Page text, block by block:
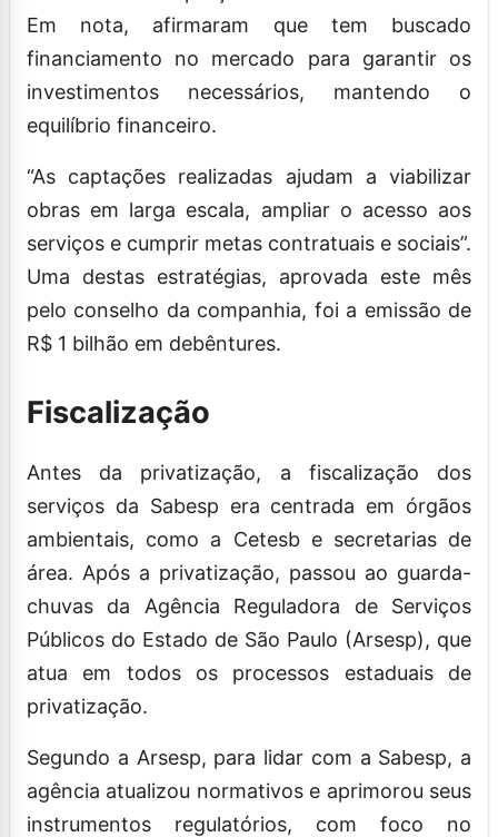
Em nota, afirmaram que tem buscado
financiamento no mercado para garantir os
investimentos necessários, mantendo o
equilíbrio financeiro.
“As captações realizadas ajudam a viabilizar
obras em larga escala, ampliar o acesso aos
serviços e cumprir metas contratuais e sociais”.
Uma destas estratégias, aprovada este mês
pelo conselho da companhia, foi a emissão de
R$ 1 bilhão em debêntures.
Fiscalização
Antes da privatização, a fiscalização dos
serviços da Sabesp era centrada em órgãos
ambientais, como a Cetesb e secretarias de
área. Após a privatização, passou ao guarda-
chuvas da Agência Reguladora de Serviços
Públicos do Estado de São Paulo (Arsesp), que
atua em todos os processos estaduais de
privatização.
Segundo a Arsesp, para lidar com a Sabesp, a
agência atualizou normativos e aprimorou seus
instrumentos regulatórios, com foco no